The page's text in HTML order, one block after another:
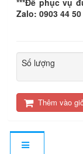
***Để phục vụ
Zalo: 0903 44
Số lượng
Thêm vào